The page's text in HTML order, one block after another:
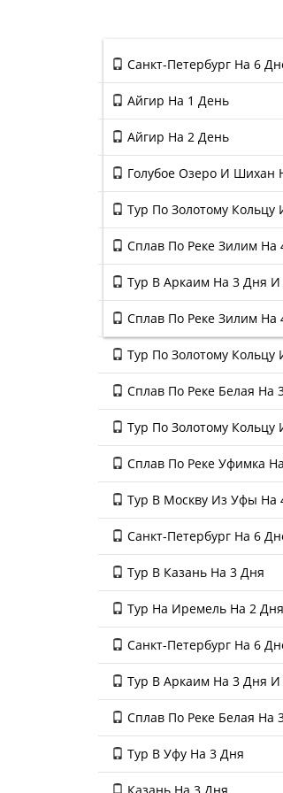
Санкт-Петербург На 6
Айгир На 1 День
Айгир На 2 День
Голубое Озеро И Шихан
Тур По Золотому
Сплав По Реке Зилим На
Тур В Аркаим На 3 Дня
Сплав По Реке Зилим На
Тур По Золотому
Сплав По Реке Белая На
Тур По Золотому
Сплав По Реке Уфимка
Тур В Москву Из Уфы На
Санкт-Петербург На 6
Тур В Казань На 3 Дня
Тур На Иремель На 2 Дня
Санкт-Петербург На 6
Тур В Аркаим На 3 Дня
Сплав По Реке Белая На
Тур В Уфу На 3 Дня